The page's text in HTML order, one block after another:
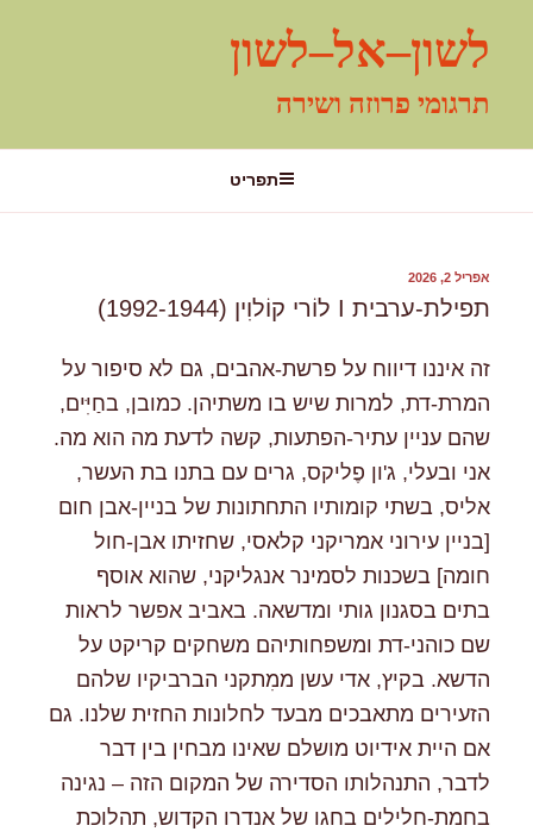
לתוכןלשון–אל–לשון
תרגומי פרוזה ושירה
תפריט
פורסם
אפריל 2, 2026
תפילת-ערבית I לוֹרי קוֹלוִין (1992-1944)
זה איננו דיווח על פרשת-אהבים, גם לא סיפור על
המרת-דת, למרות שיש בו משתיהן. כמובן, בחַיִּים,
שהם עניין עתיר-הפתעות, קשה לדעת מה הוא מה.
אני ובעלי, ג'ון פֶליקס, גרים עם בתנו בת העשר,
אליס, בשתי קומותיו התחתונות של בניין-אבן חום
[בניין עירוני אמריקני קלאסי, שחזיתו אבן-חול
חומה] בשכנות לסמינר אנגליקני, שהוא אוסף
בתים בסגנון גותי ומדשאה. באביב אפשר לראות
שם כוהני-דת ומשפחותיהם משחקים קריקט על
הדשא. בקיץ, אדי עשן ממִתקני הברביקיו שלהם
הזעירים מתאבכים מבעד לחלונות החזית שלנו. גם
אם היית אידיוט מושלם שאינו מבחין בין דבר
לדבר, התנהלותו הסדירה של המקום הזה – נגינה
בחמת-חלילים בחגו של אנדרו הקדוש, תהלוכת